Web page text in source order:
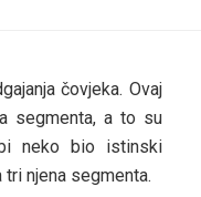
čovjeka. Ovaj
segmenta, a to su
neko bio istinski
njena segmenta.